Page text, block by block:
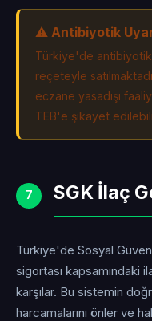
⚠️ Antibiyotik
Türkiye'de
reçeteyle
eczane yasadışı
TEB'e şikayet
7 SGK İlaç
Türkiye'de Sosyal
sigortası kapsamındaki
karşılar. Bu sistemin
harcamalarını önler ve